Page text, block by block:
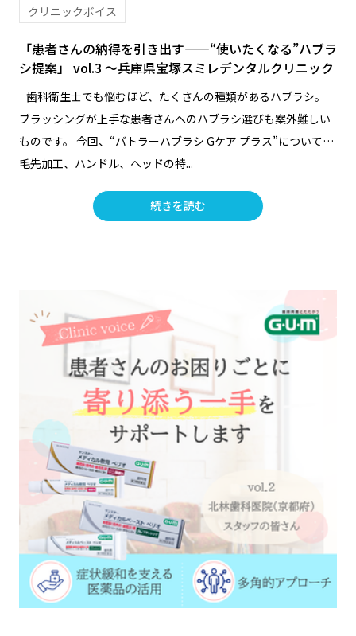
クリニックボイス
「患者さんの納得を引き出す——“使いたくなる”ハブラ
シ提案」 vol.3 ～兵庫県宝塚スミレデンタルクリニック
歯科衛生士でも悩むほど、たくさんの種類があるハブラシ。
ブラッシングが上手な患者さんへのハブラシ選びも案外難しい
ものです。 今回、“バトラーハブラシ Gケア プラス”について…
毛先加工、ハンドル、ヘッドの特...
続きを読む